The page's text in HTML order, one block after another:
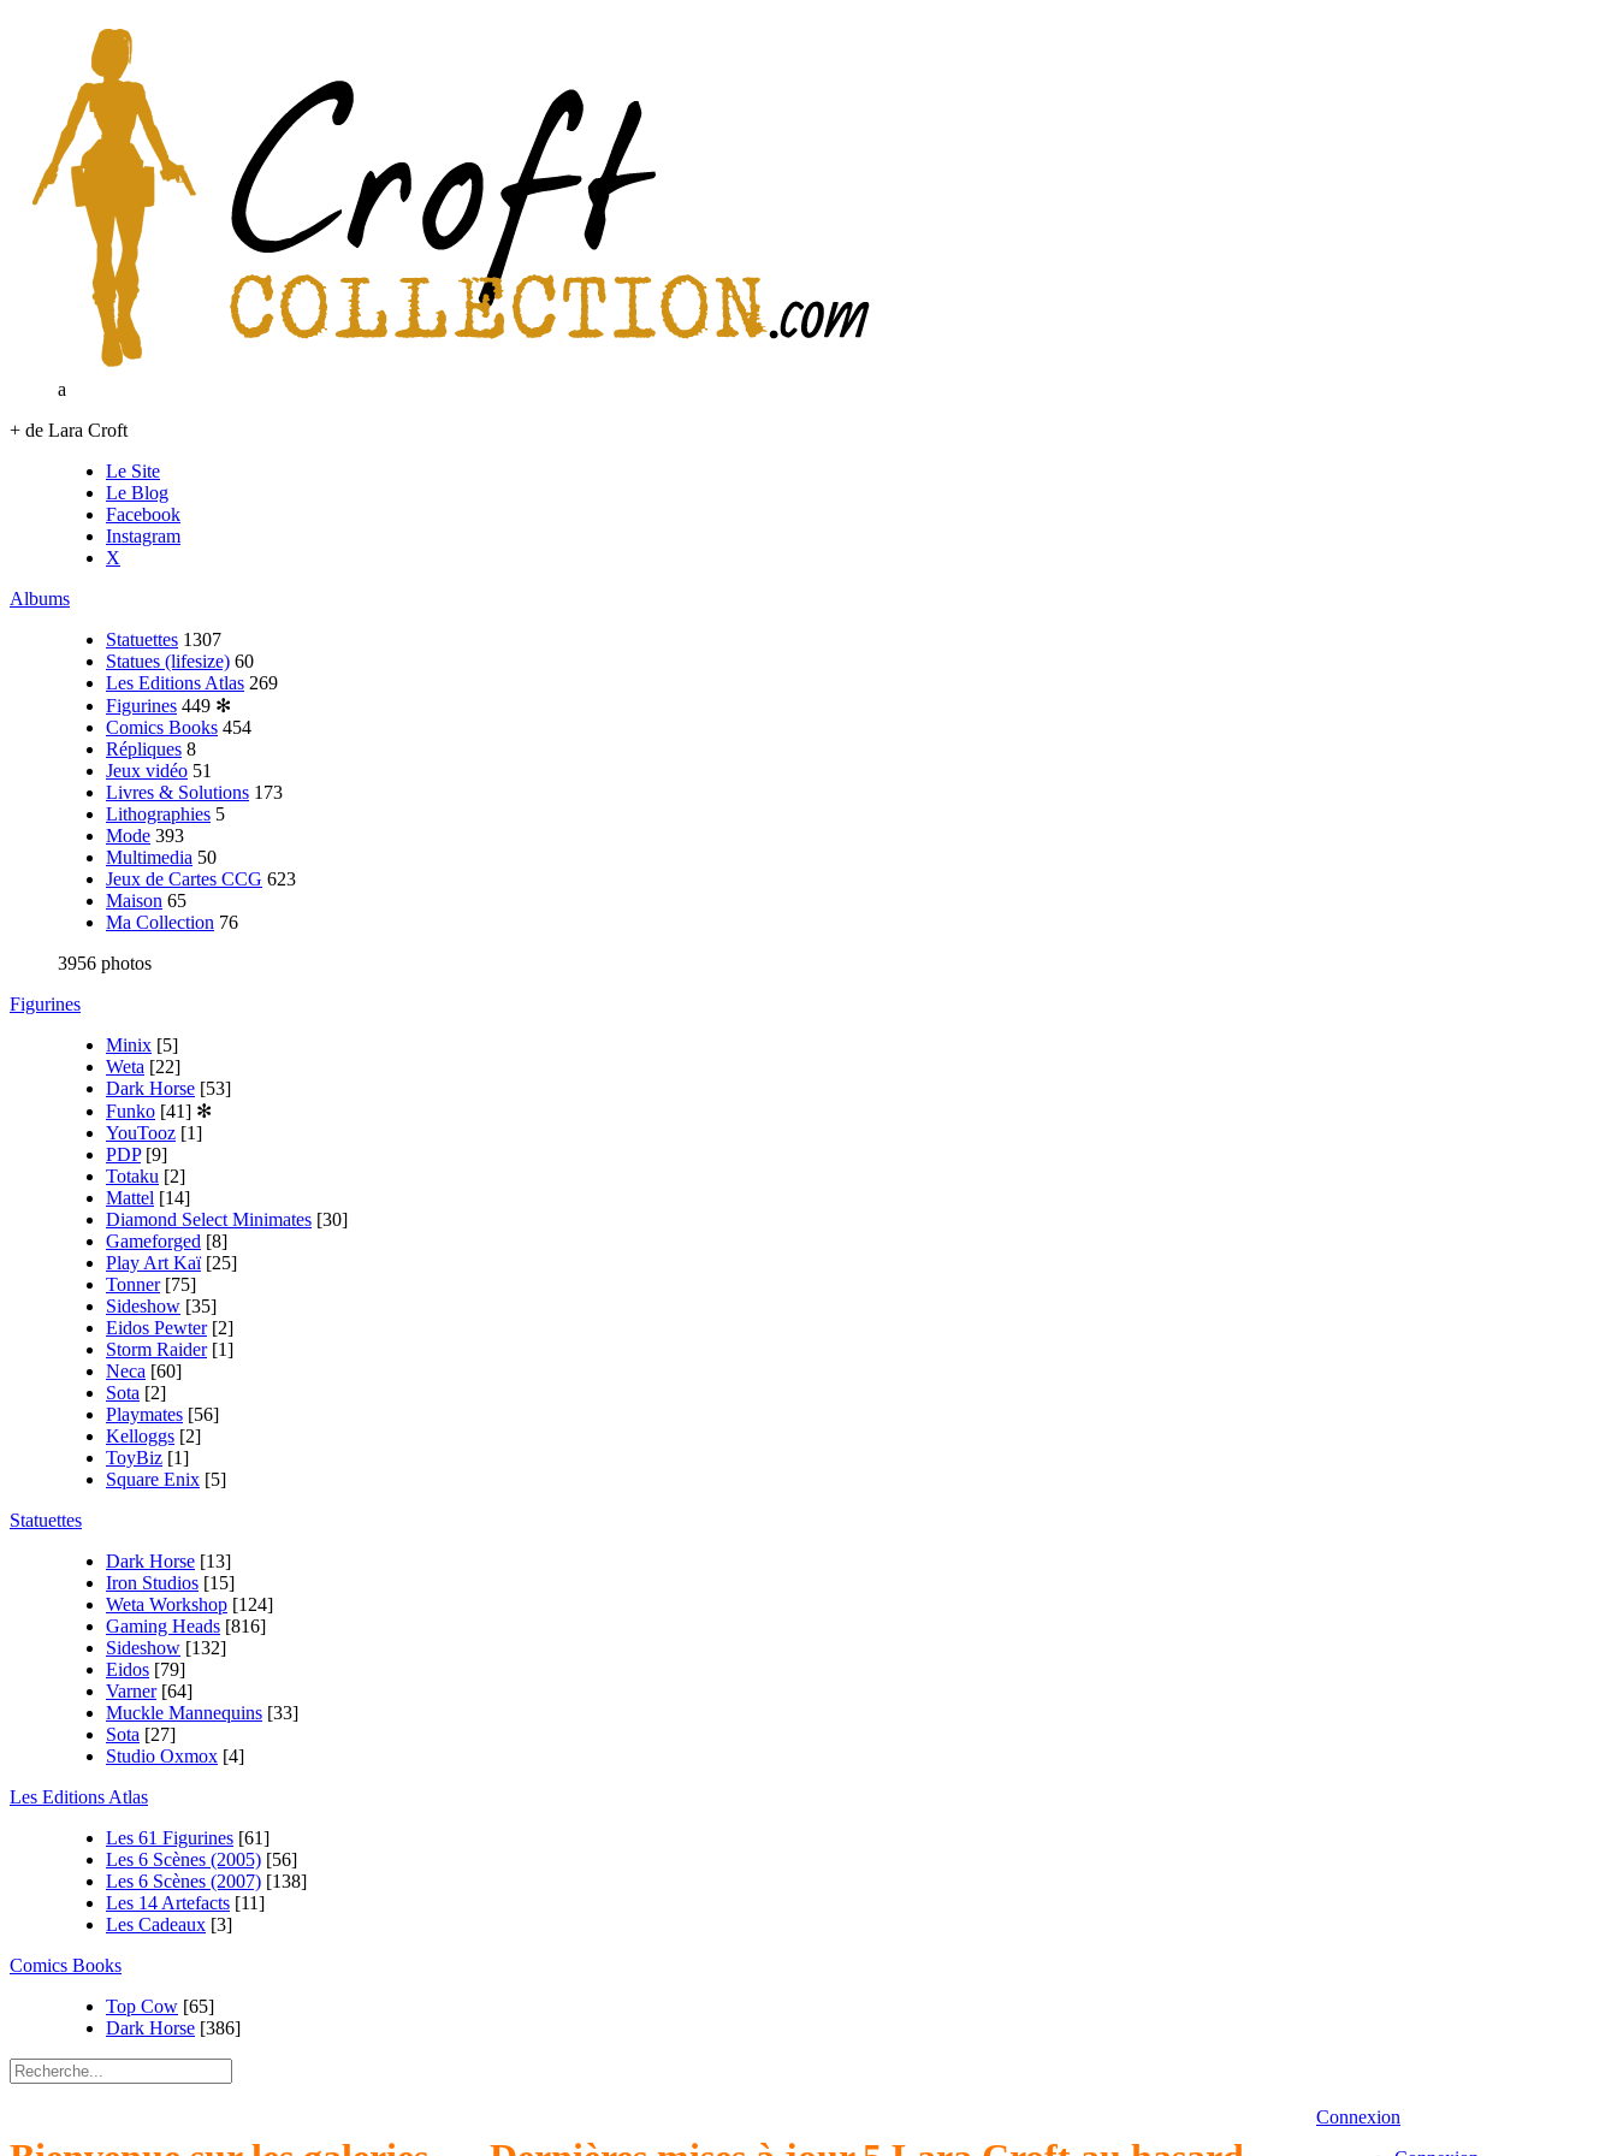
a
+ de Lara Croft
Le Site
Le Blog
Facebook
Instagram
X
Albums
Statuettes 1307
Statues (lifesize) 60
Les Editions Atlas 269
Figurines 449 ✻
Comics Books 454
Répliques 8
Jeux vidéo 51
Livres & Solutions 173
Lithographies 5
Mode 393
Multimedia 50
Jeux de Cartes CCG 623
Maison 65
Ma Collection 76
3956 photos
Figurines
Minix [5]
Weta [22]
Dark Horse [53]
Funko [41] ✻
YouTooz [1]
PDP [9]
Totaku [2]
Mattel [14]
Diamond Select Minimates [30]
Gameforged [8]
Play Art Kaï [25]
Tonner [75]
Sideshow [35]
Eidos Pewter [2]
Storm Raider [1]
Neca [60]
Sota [2]
Playmates [56]
Kelloggs [2]
ToyBiz [1]
Square Enix [5]
Statuettes
Dark Horse [13]
Iron Studios [15]
Weta Workshop [124]
Gaming Heads [816]
Sideshow [132]
Eidos [79]
Varner [64]
Muckle Mannequins [33]
Sota [27]
Studio Oxmox [4]
Les Editions Atlas
Les 61 Figurines [61]
Les 6 Scènes (2005) [56]
Les 6 Scènes (2007) [138]
Les 14 Artefacts [11]
Les Cadeaux [3]
Comics Books
Top Cow [65]
Dark Horse [386]
Connexion